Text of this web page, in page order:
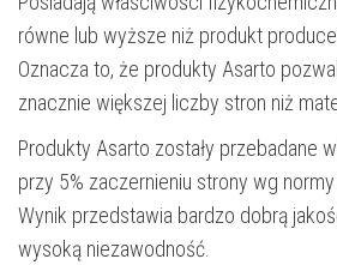
równe lub wyższe niż produkt
Oznacza to, że produkty Asarto
znacznie większej liczby stron niż
Produkty Asarto zostały przebadane
przy 5% zaczernieniu strony wg normy
Wynik przedstawia bardzo dobrą
wysoką niezawodność.